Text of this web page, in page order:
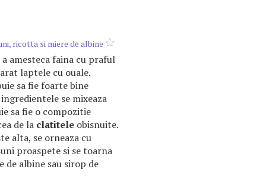
ricotta si miere de albine
amesteca faina cu praful
laptele cu ouale.
sa fie foarte bine
se mixeaza
sa fie o compozitie
de la clatitele obisnuite.
alta, se orneaza cu
proaspete si se toarna
de albine sau sirop de